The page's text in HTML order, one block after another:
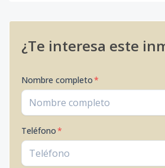
¿Te interesa este
Nombre completo*
Teléfono*